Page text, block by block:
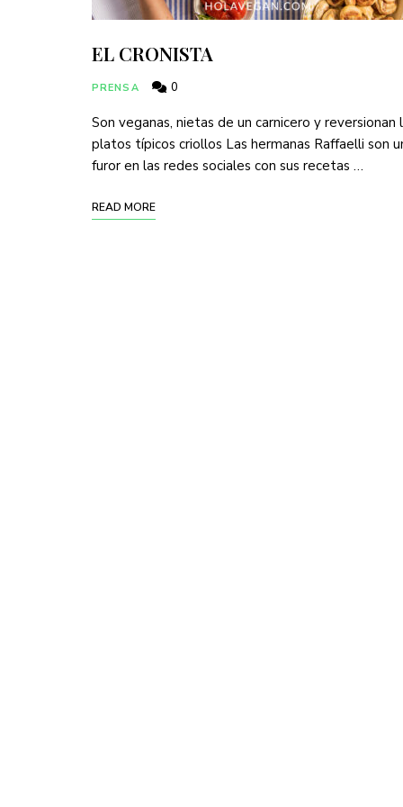
EL CRONISTA
PRENSA 0
Son veganas, nietas de un carnicero y reversionan
platos típicos criollos Las hermanas Raffaelli son
furor en las redes sociales con sus recetas …
READ MORE